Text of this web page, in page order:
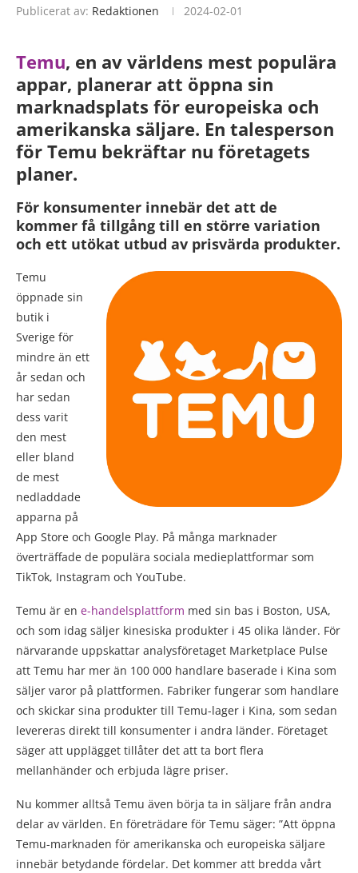
Publicerat av: Redaktionen 2024-02-01
Temu, en av världens mest populära
appar, planerar att öppna sin
marknadsplats för europeiska och
amerikanska säljare. En talesperson
för Temu bekräftar nu företagets
planer.
För konsumenter innebär det att de
kommer få tillgång till en större variation
och ett utökat utbud av prisvärda produkter.
Temu
öppnade sin
butik i
Sverige för
mindre än ett
år sedan och
har sedan
dess varit
den mest
eller bland
de mest
nedladdade
apparna på
App Store och Google Play. På många marknader
överträffade de populära sociala medieplattformar som
TikTok, Instagram och YouTube.
Temu är en e-handelsplattform med sin bas i Boston, USA,
och som idag säljer kinesiska produkter i 45 olika länder. För
närvarande uppskattar analysföretaget Marketplace Pulse
att Temu har mer än 100 000 handlare baserade i Kina som
säljer varor på plattformen. Fabriker fungerar som handlare
och skickar sina produkter till Temu-lager i Kina, som sedan
levereras direkt till konsumenter i andra länder. Företaget
säger att upplägget tillåter det att ta bort flera
mellanhänder och erbjuda lägre priser.
Nu kommer alltså Temu även börja ta in säljare från andra
delar av världen. En företrädare för Temu säger: ”Att öppna
Temu-marknaden för amerikanska och europeiska säljare
innebär betydande fördelar. Det kommer att bredda vårt